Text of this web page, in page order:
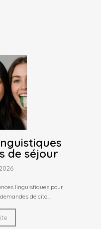
de séjour
linguistiques pour
de cito...